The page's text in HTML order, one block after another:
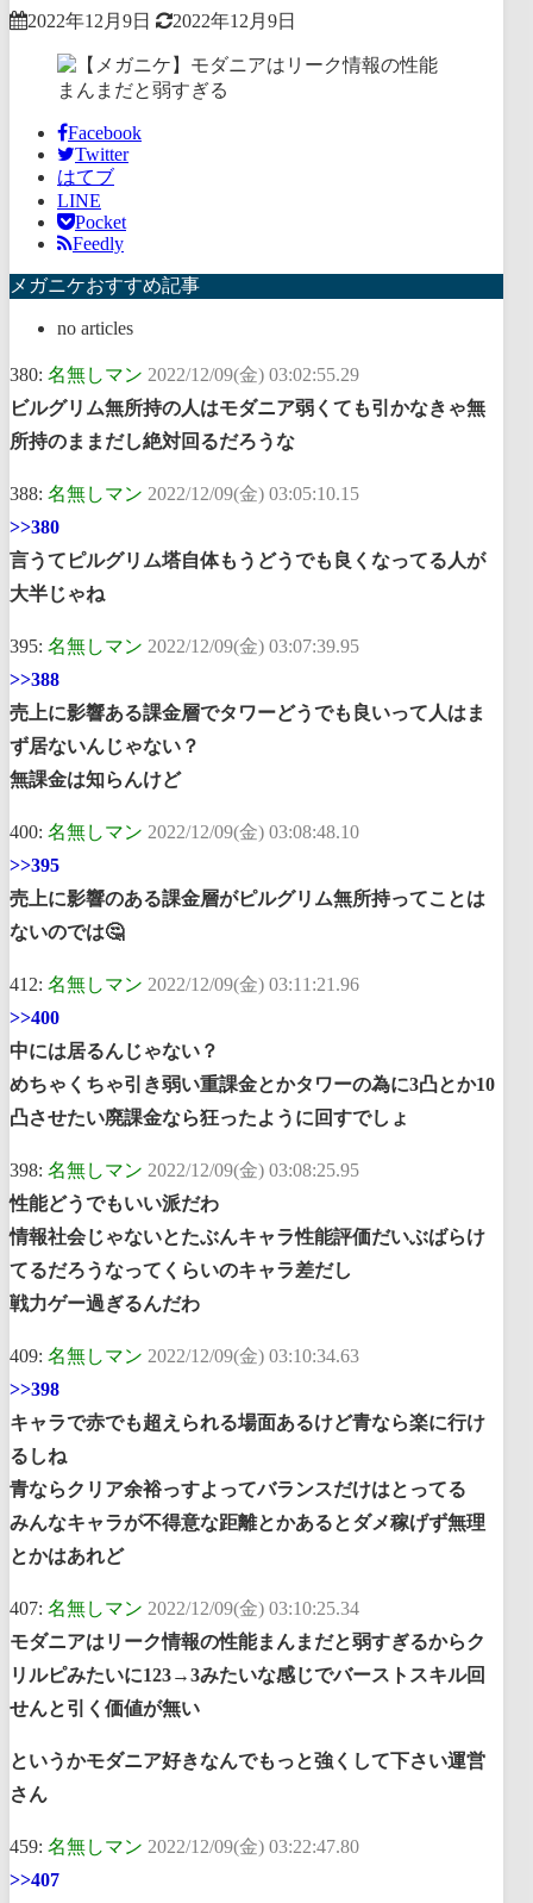
2022年12月9日 2022年12月9日
Facebook
Twitter
はてブ
LINE
Pocket
Feedly
メガニケおすすめ記事
no articles
380: 名無しマン 2022/12/09(金) 03:02:55.29
ビルグリム無所持の人はモダニア弱くても引かなきゃ無
所持のままだし絶対回るだろうな
388: 名無しマン 2022/12/09(金) 03:05:10.15
>>380
言うてピルグリム塔自体もうどうでも良くなってる人が
大半じゃね
395: 名無しマン 2022/12/09(金) 03:07:39.95
>>388
売上に影響ある課金層でタワーどうでも良いって人はま
ず居ないんじゃない？
無課金は知らんけど
400: 名無しマン 2022/12/09(金) 03:08:48.10
>>395
売上に影響のある課金層がピルグリム無所持ってことは
ないのでは🤔
412: 名無しマン 2022/12/09(金) 03:11:21.96
>>400
中には居るんじゃない？
めちゃくちゃ引き弱い重課金とかタワーの為に3凸とか10
凸させたい廃課金なら狂ったように回すでしょ
398: 名無しマン 2022/12/09(金) 03:08:25.95
性能どうでもいい派だわ
情報社会じゃないとたぶんキャラ性能評価だいぶばらけ
てるだろうなってくらいのキャラ差だし
戦力ゲー過ぎるんだわ
409: 名無しマン 2022/12/09(金) 03:10:34.63
>>398
キャラで赤でも超えられる場面あるけど青なら楽に行け
るしね
青ならクリア余裕っすよってバランスだけはとってる
みんなキャラが不得意な距離とかあるとダメ稼げず無理
とかはあれど
407: 名無しマン 2022/12/09(金) 03:10:25.34
モダニアはリーク情報の性能まんまだと弱すぎるからク
リルピみたいに123→3みたいな感じでバーストスキル回
せんと引く価値が無い
というかモダニア好きなんでもっと強くして下さい運営
さん
459: 名無しマン 2022/12/09(金) 03:22:47.80
>>407